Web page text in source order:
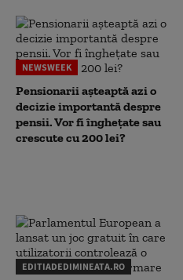
NEWSWEEK
Pensionarii așteaptă azi o
decizie importantă despre
pensii. Vor fi înghețate sau
crescute cu 200 lei?
EDITIADEDIMINEATA.RO